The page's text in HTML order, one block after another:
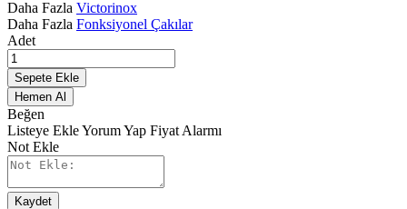
Daha Fazla Victorinox
Daha Fazla Fonksiyonel Çakılar
Adet
Sepete Ekle
Hemen Al
Beğen
Listeye EkleYorum Yap Fiyat Alarmı
Not Ekle
Kaydet